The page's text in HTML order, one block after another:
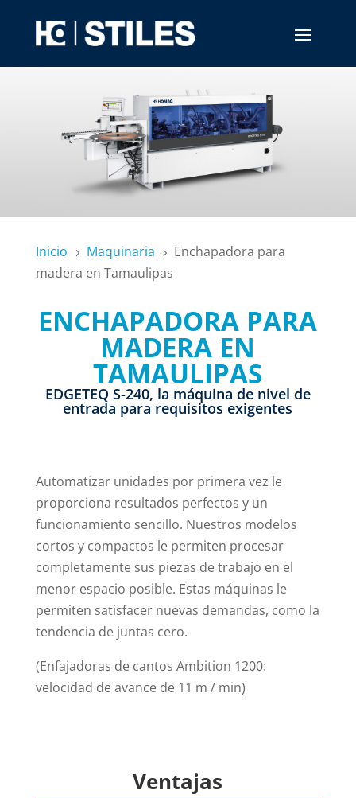
Inicio 5 Maquinaria 5
Enchapadora para
madera en Tamaulipas
ENCHAPADORA PARA
MADERA EN
TAMAULIPAS
EDGETEQ S-240, la máquina de nivel de
entrada para requisitos exigentes
Automatizar unidades por primera vez le
proporciona resultados perfectos y un
funcionamiento sencillo. Nuestros modelos
cortos y compactos le permiten procesar
completamente sus piezas de trabajo en el
menor espacio posible. Estas máquinas le
permiten satisfacer nuevas demandas, como la
tendencia de juntas cero.
(Enfajadoras de cantos Ambition 1200:
velocidad de avance de 11 m / min)
Ventajas